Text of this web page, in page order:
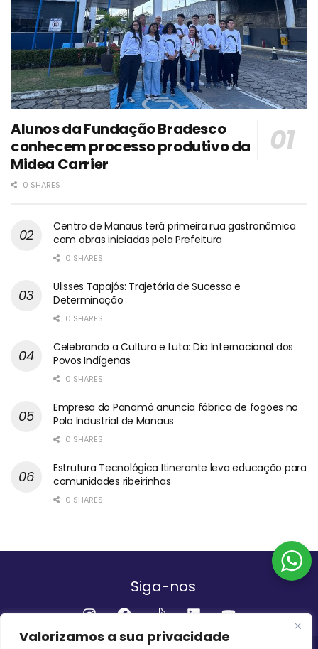
Valorizamos a sua privacidade
Alunos da Fundação Bradesco
conhecem processo produtivo da
Midea Carrier
0 SHARES
Centro de Manaus terá primeira rua gastronômica
com obras iniciadas pela Prefeitura
0 SHARES
Ulisses Tapajós: Trajetória de Sucesso e
Determinação
0 SHARES
Celebrando a Cultura e Luta: Dia Internacional dos
Povos Indígenas
0 SHARES
Empresa do Panamá anuncia fábrica de fogões no
Polo Industrial de Manaus
0 SHARES
Estrutura Tecnológica Itinerante leva educação para
comunidades ribeirinhas
0 SHARES
Siga-nos